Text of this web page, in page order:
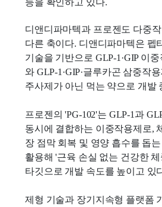
디앤디파마텍과 프로젠도 다중
다른 축이다. 디앤디파마텍은 펩
기술을 기반으로 GLP-1·GIP 이
와 GLP-1·GIP·글루카곤 삼중작
주사제가 아닌 먹는 약으로 개발
프로젠의 'PG-102'는 GLP-1과
동시에 결합하는 이중작용제로,
장 점막 회복 및 영양 흡수를 돕
활용해 '근육 손실 없는 건강한
타깃으로 개발 속도를 높이고 있
제형 기술과 장기지속형 플랫폼